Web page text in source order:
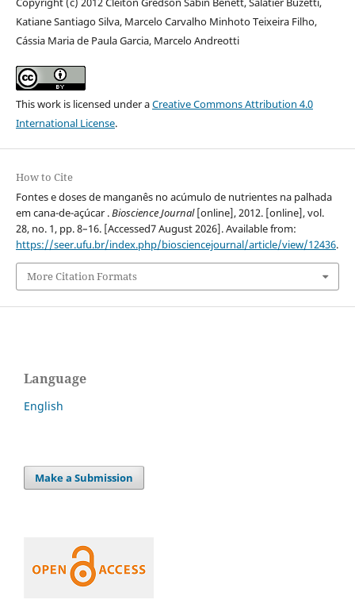
Katiane Santiago Silva, Marcelo Carvalho Minhoto Teixeira Filho,
Cássia Maria de Paula Garcia, Marcelo Andreotti
This work is licensed under aCreative Commons Attribution 4.0
International License.
How to Cite
Fontes e doses de manganês no acúmulo de nutrientes na palhada
em cana-de-açúcar .Bioscience Journal[online], 2012. [online], vol.
28, no. 1, pp. 8–16. [Accessed7 August 2026]. Available from:
https://seer.ufu.br/index.php/biosciencejournal/article/view/12436.
More Citation Formats
Language
English
Make a Submission